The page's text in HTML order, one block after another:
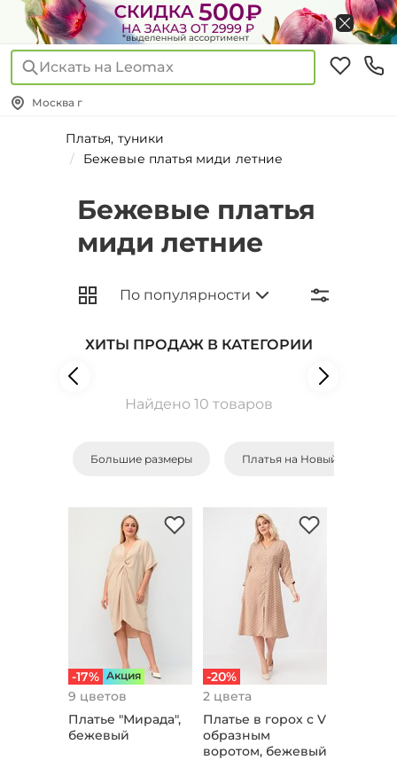
Искать на Leomax
Москва г
Платья, туники
Бежевые платья миди летние
Бежевые платья
миди летние
ХИТЫ ПРОДАЖ В КАТЕГОРИИ
Найдено 10 товаров
Большие размеры Платья на Новый Год
-17% Aкция
9 цветов
Платье "Мирада",
бежевый
-20%
2 цвета
Платье в горох с V
образным
воротом, бежевый